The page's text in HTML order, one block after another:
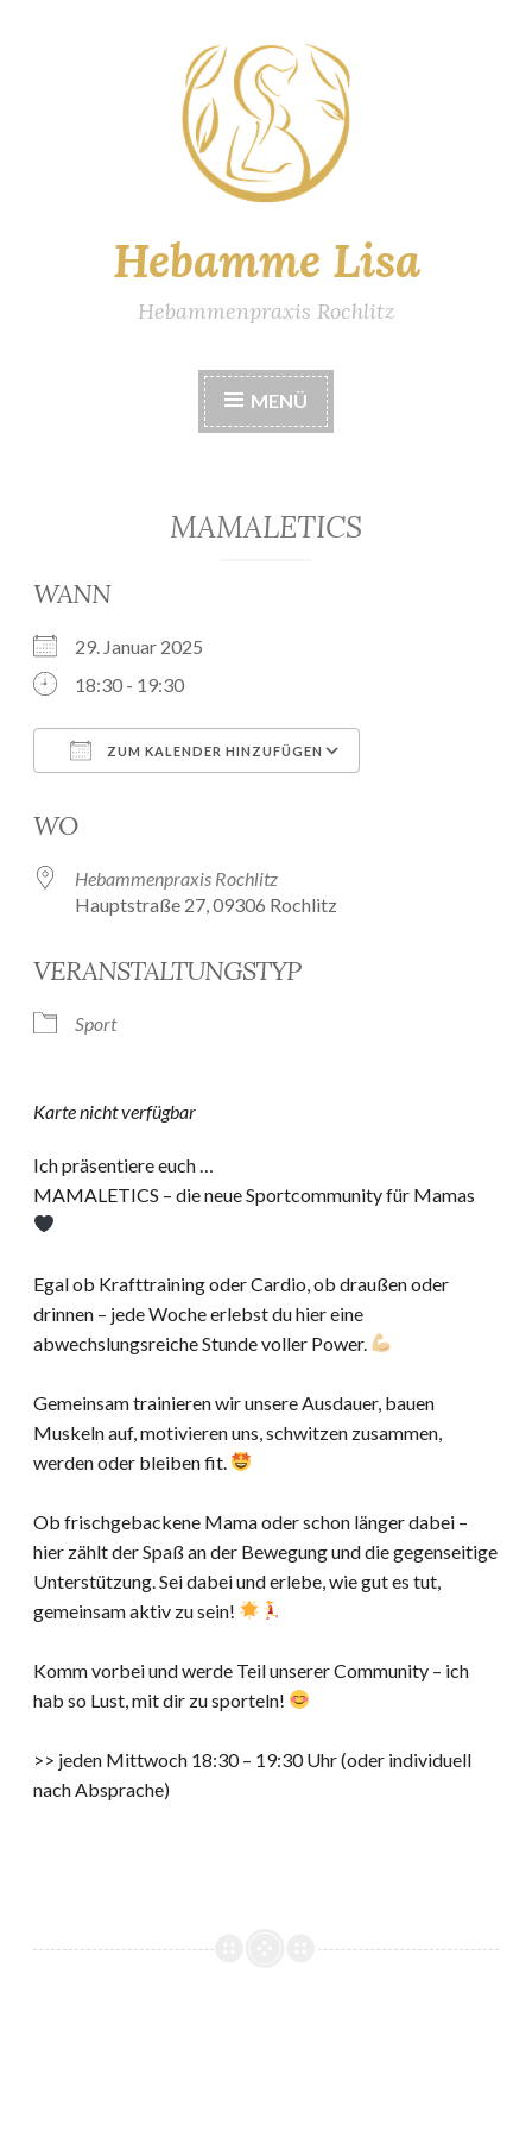
Hebamme Lisa
Hebammenpraxis Rochlitz
MENÜ
MAMALETICS
WANN
29. Januar 2025
18:30 - 19:30
ZUM KALENDER HINZUFÜGEN
WO
Hebammenpraxis Rochlitz
Hauptstraße 27, 09306 Rochlitz
VERANSTALTUNGSTYP
Sport
Karte nicht verfügbar
Ich präsentiere euch …
MAMALETICS – die neue Sportcommunity für Mamas
Egal ob Krafttraining oder Cardio, ob draußen oder
drinnen – jede Woche erlebst du hier eine
abwechslungsreiche Stunde voller Power.
Gemeinsam trainieren wir unsere Ausdauer, bauen
Muskeln auf, motivieren uns, schwitzen zusammen,
werden oder bleiben fit.
Ob frischgebackene Mama oder schon länger dabei –
hier zählt der Spaß an der Bewegung und die gegenseitige
Unterstützung. Sei dabei und erlebe, wie gut es tut,
gemeinsam aktiv zu sein!
Komm vorbei und werde Teil unserer Community – ich
hab so Lust, mit dir zu sporteln!
>> jeden Mittwoch 18:30 – 19:30 Uhr (oder individuell
nach Absprache)